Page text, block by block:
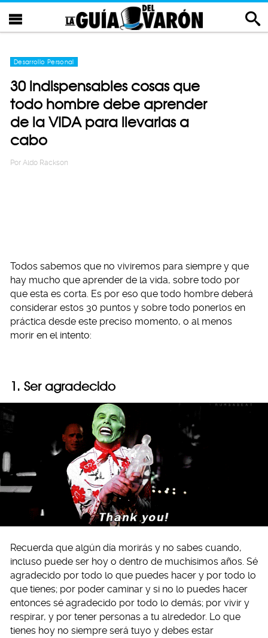
Desarrollo Personal
30 indispensables cosas que
todo hombre debe aprender
de la VIDA para llevarlas a
cabo
Por Aldo Rackson
Todos sabemos que no viviremos para siempre y que
hay mucho que aprender de la vida, sobre todo por
que esta es corta. Es por eso que todo hombre deberá
considerar estos 30 puntos y sobre todo ponerlos en
práctica desde este preciso momento, o al menos
morir en el intento:
1. Ser agradecido
Recuerda que algún día morirás y no sabes cuando,
incluso puede ser hoy o dentro de muchísimos años. Sé
agradecido por todo lo que puedes hacer y por todo lo
que tienes; por poder caminar y si no lo puedes hacer
entonces sé agradecido por todo lo demás; por vivir y
respirar, y por tener personas a tu alrededor. Lo que
tienes hoy no siempre será tuyo y debes estar